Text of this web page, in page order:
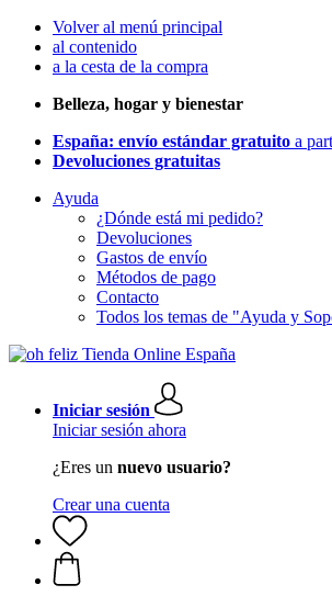
Volver al menú principal
al contenido
a la cesta de la compra
Belleza, hogar y bienestar
España: envío estándar gratuito a
Devoluciones gratuitas
Ayuda
¿Dónde está mi pedido?
Devoluciones
Gastos de envío
Métodos de pago
Contacto
Todos los temas de "Ayuda y
Iniciar sesión
Iniciar sesión ahora
¿Eres un nuevo usuario?
Crear una cuenta